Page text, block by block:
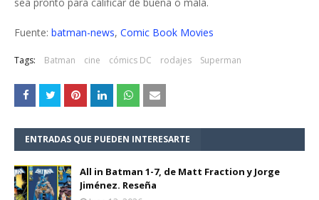
Fuente: batman-news, Comic Book Movies
Tags: Batman cine cómics DC rodajes Superman
ENTRADAS QUE PUEDEN INTERESARTE
All in Batman 1-7, de Matt Fraction y Jorge
Jiménez. Reseña